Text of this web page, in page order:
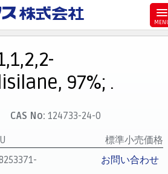
97%; .
CAS No: 124733-24-0
標準小売価格
お問い合わせ